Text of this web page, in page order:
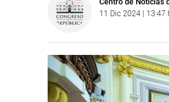
11 Dic 2024 | 13:47